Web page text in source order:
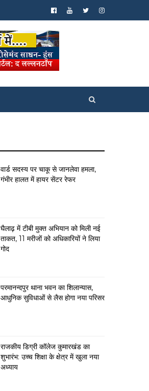
वार्ड सदस्य पर चाकू से जानलेवा हमला,
गंभीर हालत में हायर सेंटर रेफर
घैलाढ़ में टीबी मुक्त अभियान को मिली नई
ताकत, 11 मरीजों को अधिकारियों ने लिया
गोद
परमानन्दपुर थाना भवन का शिलान्यास,
आधुनिक सुविधाओं से लैस होगा नया परिसर
राजकीय डिग्री कॉलेज कुमारखंड का
शुभारंभ: उच्च शिक्षा के क्षेत्र में खुला नया
अध्याय